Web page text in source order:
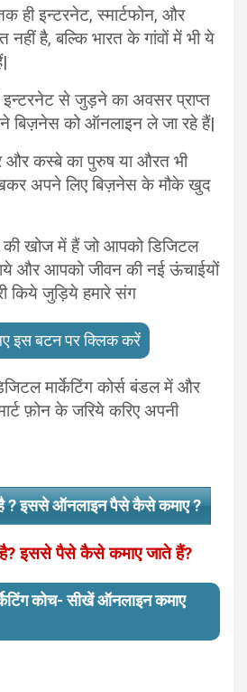
ही इन्टरनेट, स्मार्टफोन, और
नहीं है, बल्कि भारत के गांवों में भी ये
इन्टरनेट से जुड़ने का अवसर प्राप्त
बिज़नेस को ऑनलाइन ले जा रहे हैं|
कस्बे का पुरुष या औरत भी
अपने लिए बिज़नेस के मौके खुद
खोज में हैं जो आपको डिजिटल
और आपको जीवन की नई ऊंचाईयों
किये जुड़िये हमारे संग
इस बटन पर क्लिक करें
मार्केटिंग कोर्स बंडल में और
फ़ोन के जरिये करिए अपनी
? इससे ऑनलाइन पैसे कैसे कमाए ?
है? इससे पैसे कैसे कमाए जाते हैं?
कोच- सीखें ऑनलाइन कमाए